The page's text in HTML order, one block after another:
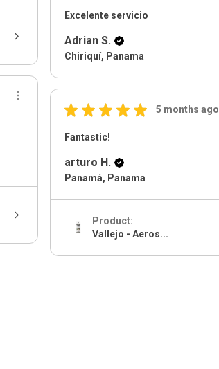
Excelente servicio
Adrian S.
Chiriquí, Panama
★ ★ ★ ★ ★ 5 months ago
Fantastic!
arturo H.
Panamá, Panama
Product:
Vallejo - Aeros...